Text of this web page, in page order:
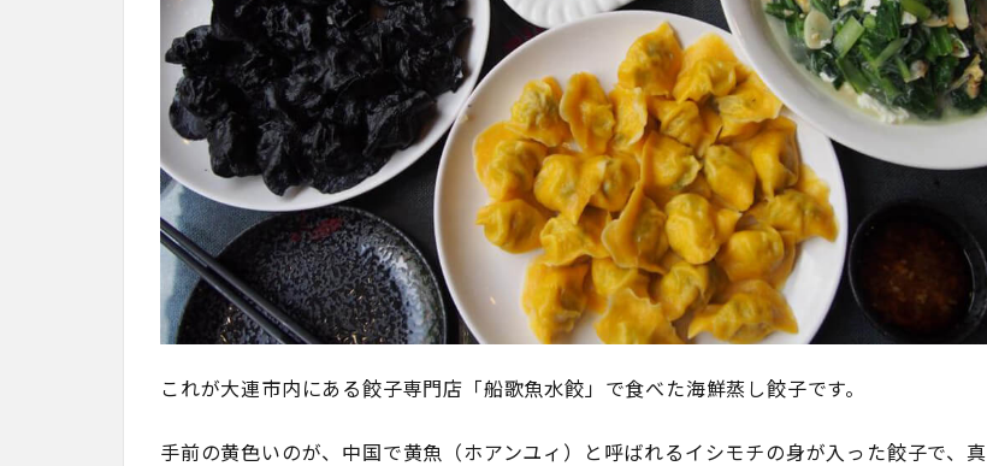
これが大連市内にある餃子専門店「船歌魚水餃」で食べた海鮮蒸し餃子です。
手前の黄色いのが、中国で黄魚（ホアンユィ）と呼ばれるイシモチの身が入った餃子で、真